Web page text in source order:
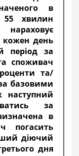
в
хвилин
кожен день
період за
споживач
та/
базовими
наступний
за
в
погасить
діючий
дня